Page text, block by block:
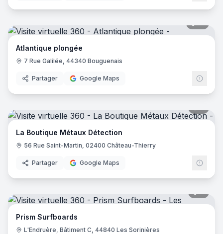
Atlantique plongée
7 Rue Galilée, 44340 Bouguenais
Partager Google Maps
La Boutique Métaux Détection
56 Rue Saint-Martin, 02400 Château-Thierry
Partager Google Maps
Prism Surfboards
L'Endruère, Bâtiment C, 44840 Les Sorinières